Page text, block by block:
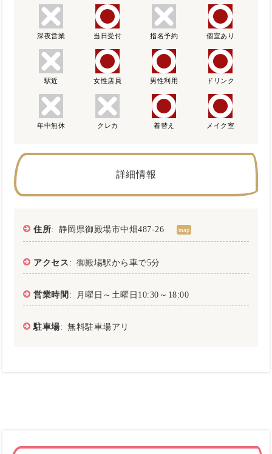
深夜営業 当日受付 指名予約 個室あり
駅近 女性店員 男性利用 ドリンク
年中無休 クレカ 着替え メイク室
詳細情報
住所: 静岡県御殿場市中畑487-26 map
アクセス : 御殿場駅から車で5分
営業時間 : 月曜日～土曜日10:30～18:00
駐車場: 無料駐車場アリ